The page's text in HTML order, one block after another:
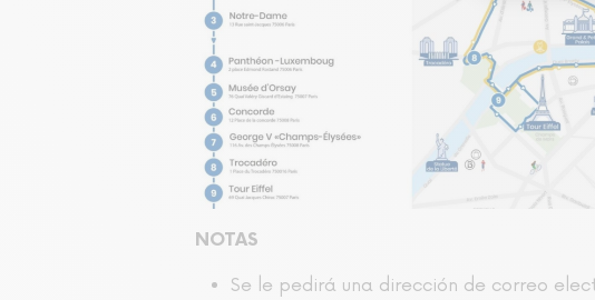
NOTAS
Se le pedirá una dirección de correo